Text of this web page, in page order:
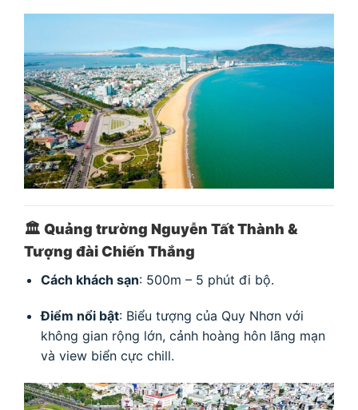
🏛 Quảng trường Nguyễn Tất Thành &
Tượng đài Chiến Thắng
Cách khách sạn: 500m – 5 phút đi bộ.
Điểm nổi bật: Biểu tượng của Quy Nhơn với
không gian rộng lớn, cảnh hoàng hôn lãng mạn
và view biển cực chill.